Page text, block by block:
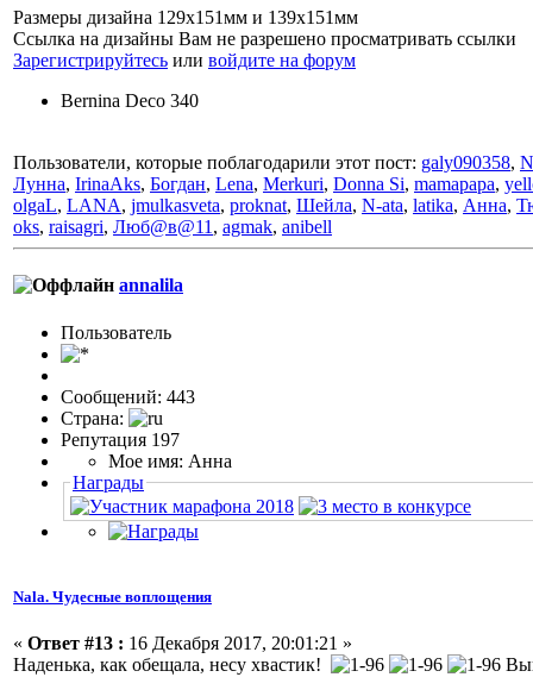
Размеры дизайна 129х151мм и 139х151мм
Ссылка на дизайны Вам не разрешено просматривать ссылки
Зарегистрируйтесь или войдите на форум
Bernina Deco 340
Пользователи, которые поблагодарили этот пост: galy090358,
Лунна, IrinaAks, Богдан, Lena, Merkuri, Donna Si, mamapapa,
olgaL, LANA, jmulkasveta, proknat, Шейла, N-ata, latika, Анна,
oks, raisagri, Люб@в@11 , agmak, anibell
annalila
Пользовaтeль
Сообщений: 443
Страна:
Репутация 197
Мое имя: Анна
Награды
Nala. Чудесные воплощения
« Ответ #13 : 16 Декабря 2017, 20:01:21 »
Наденька, как обещала, несу хвастик!